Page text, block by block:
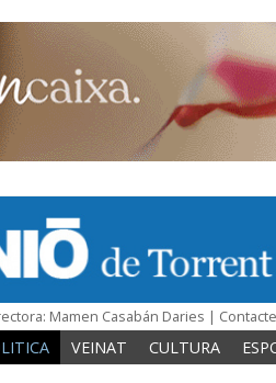
Mamen Casabán Daries |
VEINAT CULTURA